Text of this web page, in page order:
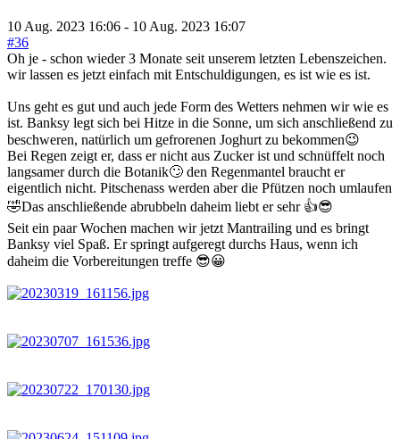
10 Aug. 2023 16:06 - 10 Aug. 2023 16:07
#36
Oh je - schon wieder 3 Monate seit unserem letzten Lebenszeichen.
wir lassen es jetzt einfach mit Entschuldigungen, es ist wie es ist.
Uns geht es gut und auch jede Form des Wetters nehmen wir wie es
ist. Banksy legt sich bei Hitze in die Sonne, um sich anschließend zu
beschweren, natürlich um gefrorenen Joghurt zu bekommen😉
Bei Regen zeigt er, dass er nicht aus Zucker ist und schnüffelt noch
langsamer durch die Botanik🙄 den Regenmantel braucht er
eigentlich nicht. Pitschenass werden aber die Pfützen noch umlaufen
🤣Das anschließende abrubbeln daheim liebt er sehr 👍😎
Seit ein paar Wochen machen wir jetzt Mantrailing und es bringt
Banksy viel Spaß. Er springt aufgeregt durchs Haus, wenn ich
daheim die Vorbereitungen treffe 😎😀